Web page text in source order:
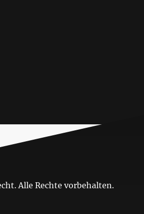
Alle Rechte vorbehalten.